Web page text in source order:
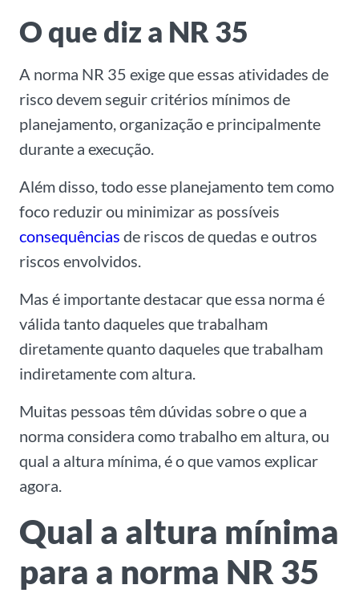
O que diz a NR 35
A norma NR 35 exige que essas atividades de
risco devem seguir critérios mínimos de
planejamento, organização e principalmente
durante a execução.
Além disso, todo esse planejamento tem como
foco reduzir ou minimizar as possíveis
consequências de riscos de quedas e outros
riscos envolvidos.
Mas é importante destacar que essa norma é
válida tanto daqueles que trabalham
diretamente quanto daqueles que trabalham
indiretamente com altura.
Muitas pessoas têm dúvidas sobre o que a
norma considera como trabalho em altura, ou
qual a altura mínima, é o que vamos explicar
agora.
Qual a altura mínima
para a norma NR 35